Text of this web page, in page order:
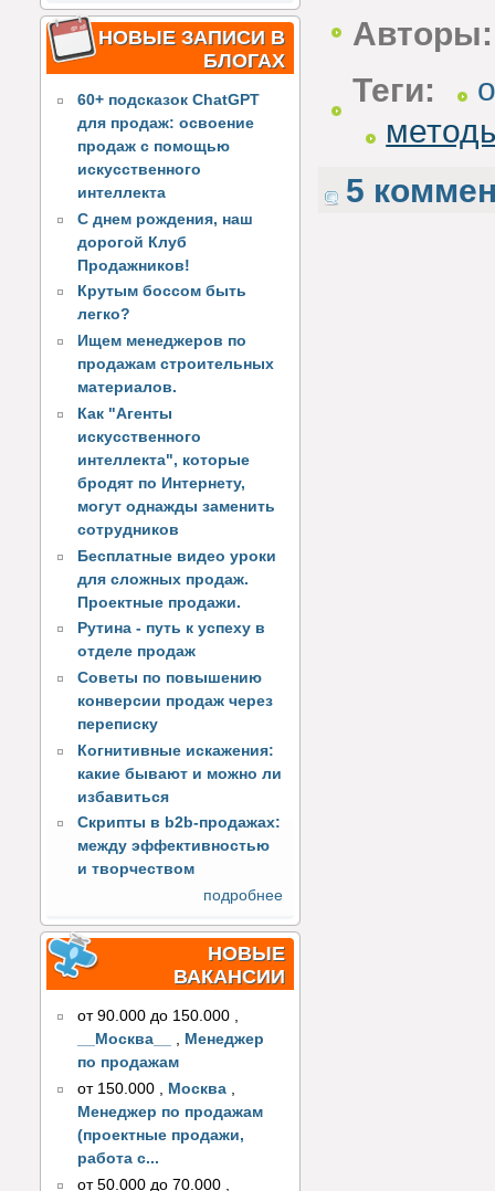
НОВЫЕ ЗАПИСИ В
БЛОГАХ
60+ подсказок ChatGPT
для продаж: освоение
продаж с помощью
искусственного
интеллекта
С днем рождения, наш
дорогой Клуб
Продажников!
Крутым боссом быть
легко?
Ищем менеджеров по
продажам строительных
материалов.
Как "Агенты
искусственного
интеллекта", которые
бродят по Интернету,
могут однажды заменить
сотрудников
Бесплатные видео уроки
для сложных продаж.
Проектные продажи.
Рутина - путь к успеху в
отделе продаж
Советы по повышению
конверсии продаж через
переписку
Когнитивные искажения:
какие бывают и можно ли
избавиться
Скрипты в b2b-продажах:
между эффективностью
и творчеством
подробнее
НОВЫЕ
ВАКАНСИИ
от 90.000 до 150.000 ,
__Москва__
, Менеджер
по продажам
от 150.000
Москва
Менеджер по продажам
(проектные продажи,
работа с...
от 50.000 до 70.000
Авторы:
Теги:
5